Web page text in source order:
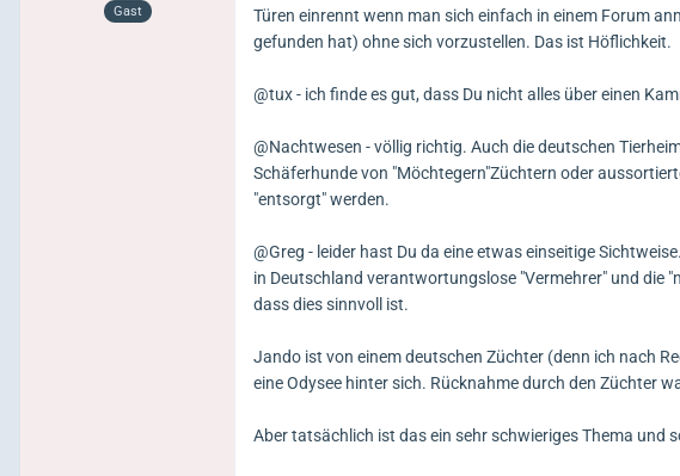
Gast
Türen einrennt wenn man sich einfach in einem Forum
gefunden hat) ohne sich vorzustellen. Das ist Höflichkeit.
@tux - ich finde es gut, dass Du nicht alles über einen
@Nachtwesen - völlig richtig. Auch die deutschen
Schäferhunde von "Möchtegern"Züchtern oder
"entsorgt" werden.
@Greg - leider hast Du da eine etwas einseitige
in Deutschland verantwortungslose "Vermehrer" und die
dass dies sinnvoll ist.
Jando ist von einem deutschen Züchter (denn ich nach
eine Odysee hinter sich. Rücknahme durch den Züchter
Aber tatsächlich ist das ein sehr schwieriges Thema und